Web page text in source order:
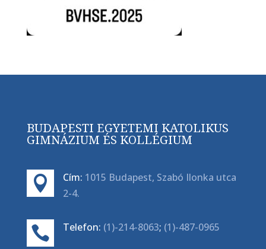
BUDAPESTI EGYETEMI KATOLIKUS
GIMNÁZIUM ÉS KOLLÉGIUM
 Cím: 1015 Budapest, Szabó Ilonka utca
2-4.
 Telefon: (1)-214-8063; (1)-487-0965